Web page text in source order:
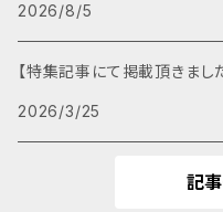
2026/8/5
【特集記事にて掲載頂きました
2026/3/25
記